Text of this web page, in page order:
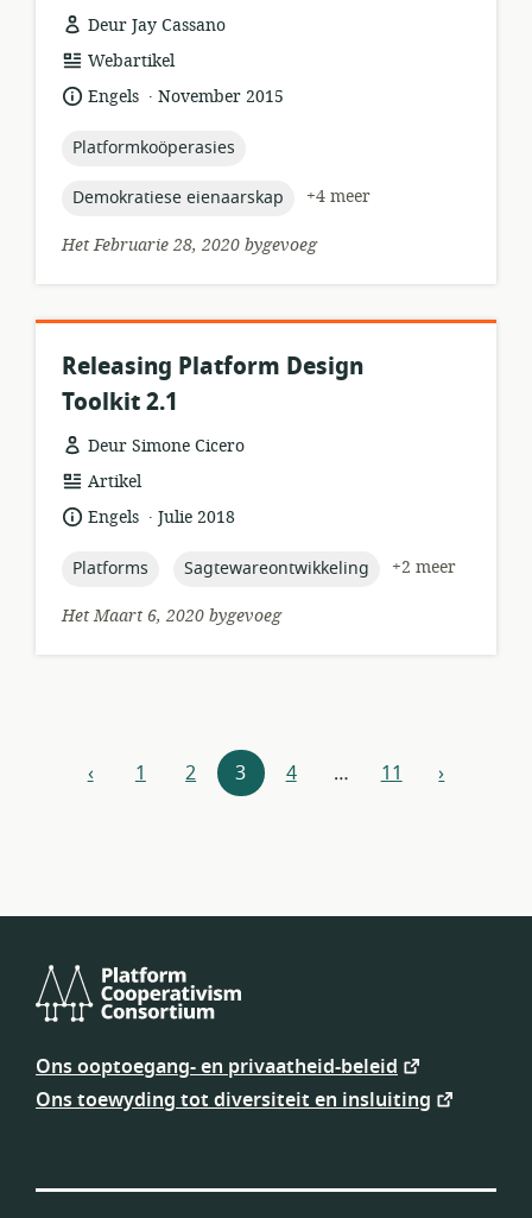
Deur Jay Cassano
hulpbronformaat:
Webartikel
taal:Engels .
datumNovember 2015
topic:
Platformkoöperasies
topic:
Demokratiese eienaarskap
+4 meer
Het Februarie 28, 2020 bygevoeg
Releasing Platform Design
Toolkit 2.1
Deur Simone Cicero
hulpbronformaat:
Artikel
taal:Engels .
datumJulie 2018
topic:
Platforms topic:
Sagtewareontwikkeling
+2 meer
Het Maart 6, 2020 bygevoeg
Hulpbronne-
‹vorige
1 2 3 4 … 11 volgende
›
Platform
Consortium
Ons ooptoegang- en privaatheid-beleid
Ons toewyding tot diversiteit en insluiting